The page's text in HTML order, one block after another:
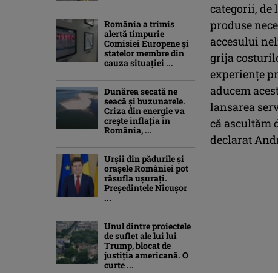
categorii, de
produse
accesului
grija
experiențe
aducem
lansarea
că ascultăm
declarat
România a trimis
alertă timpurie
Comisiei Europene și
statelor membre din
cauza situației ...
Dunărea secată ne
seacă și buzunarele.
Criza din energie va
crește inflația în
România, ...
Urșii din pădurile și
orașele României pot
răsufla ușurați.
Președintele Nicușor
...
Unul dintre proiectele
de suflet ale lui lui
Trump, blocat de
justiția americană. O
curte ...